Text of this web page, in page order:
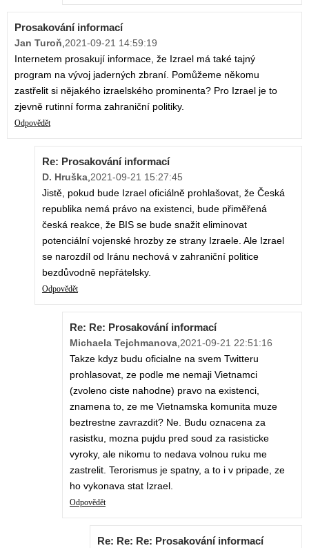
Prosakování informací
Jan Turoň 2021-09-21 14:59:19
Internetem prosakují informace, že Izrael má také tajný
program na vývoj jaderných zbraní. Pomůžeme někomu
zastřelit si nějakého izraelského prominenta? Pro Izrael je to
zjevně rutinní forma zahraniční politiky.
Odpovědět
Re: Prosakování informací
D. Hruška 2021-09-21 15:27:45
Jistě, pokud bude Izrael oficiálně prohlašovat, že Česká
republika nemá právo na existenci, bude přiměřená
česká reakce, že BIS se bude snažit eliminovat
potenciální vojenské hrozby ze strany Izraele. Ale Izrael
se narozdíl od Iránu nechová v zahraniční politice
bezdůvodně nepřátelsky.
Odpovědět
Re: Re: Prosakování informací
Michaela Tejchmanova 2021-09-21 22:51:16
Takze kdyz budu oficialne na svem Twitteru
prohlasovat, ze podle me nemaji Vietnamci
(zvoleno ciste nahodne) pravo na existenci,
znamena to, ze me Vietnamska komunita muze
beztrestne zavrazdit? Ne. Budu oznacena za
rasistku, mozna pujdu pred soud za rasisticke
vyroky, ale nikomu to nedava volnou ruku me
zastrelit. Terorismus je spatny, a to i v pripade, ze
ho vykonava stat Izrael.
Odpovědět
Re: Re: Re: Prosakování informací